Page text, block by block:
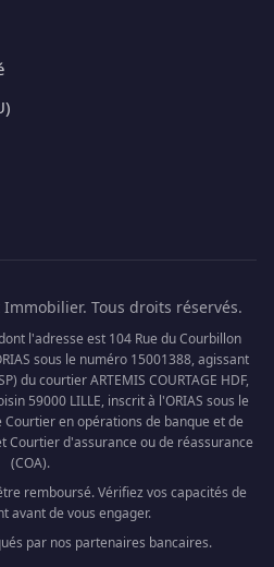
Tous droits réservés.
l'adresse est 104 Rue du Courbillon
sous le numéro 15001388, agissant
du courtier ARTEMIS COURTAGE HDF,
59000 LILLE, inscrit à l'ORIAS sous le
en opérations de banque et de
Courtier d'assurance ou de réassurance
(COA).
remboursé. Vérifiez vos capacités de
avant de vous engager.
par nos partenaires bancaires.